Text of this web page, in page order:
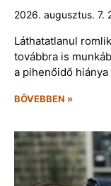
2026. augusztus. 7.
Láthatatlanul
továbbra is
a pihenőidő
BŐVEBBEN »